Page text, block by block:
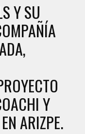
Y SU
Y
ARIZPE.